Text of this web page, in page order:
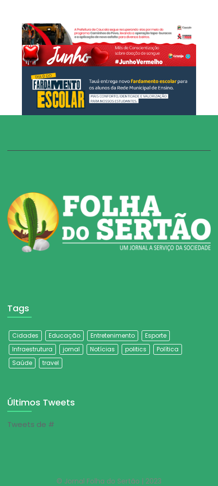
Tags
Cidades Educação Entretenimento
Esporte
Infraestrutura
jornal Notícias politics
Política
Saúde
travel
Últimos Tweets
Tweets de #
© Jornal Folha do Sertão | 2023